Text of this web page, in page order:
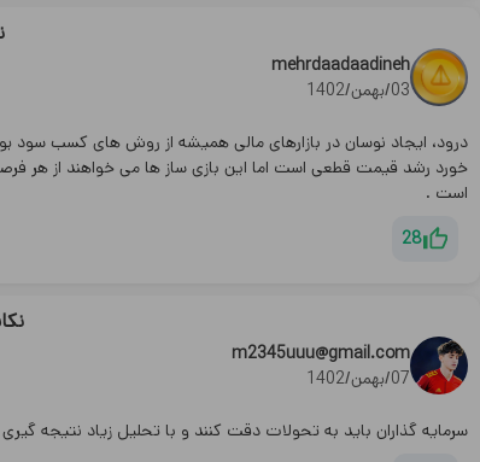
mehrdaadaadineh
03/بهمن/1402
درود، ایجاد نوسان در بازارهای مالی همیشه از روش های کسب سود
خورد رشد قیمت قطعی است اما این بازی ساز ها می خواهند از هر
است‌ .
28
m2345uuu@gmail.com
07/بهمن/1402
سرمایه گذاران باید به تحولات دقت کنند و با تحلیل زیاد نتیجه